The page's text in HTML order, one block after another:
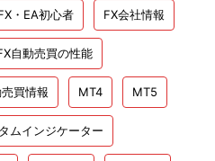
・EA初心者 FX会社情報
自動売買の性能
買情報 MT4 MT5
ムインジケーター